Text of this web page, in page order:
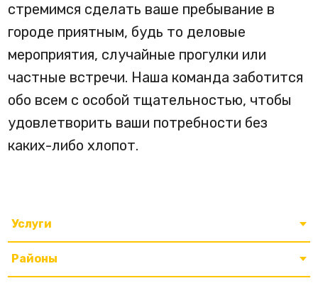
стремимся сделать ваше пребывание в
городе приятным, будь то деловые
мероприятия, случайные прогулки или
частные встречи. Наша команда заботится
обо всем с особой тщательностью, чтобы
удовлетворить ваши потребности без
каких-либо хлопот.
Услуги
Районы